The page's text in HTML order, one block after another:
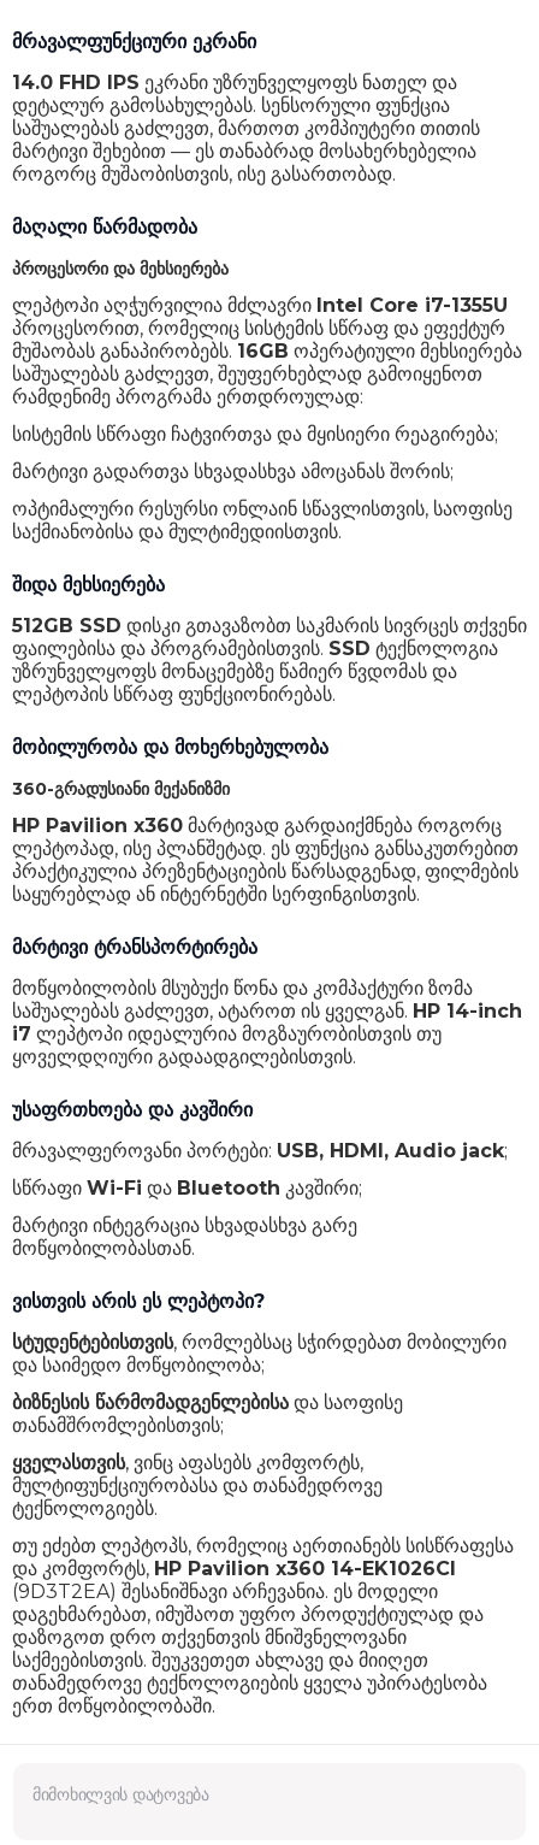
ქეშ-მეხსიერება
RAM მოცულობა
RAM მეხსიერების ტიპი DDR4
RAM მეხსიერების სიჩქარე
SSD მოცულობა
ვიდეო ადაპტერის ტიპი
ვიდეო ბარათის მეხსიერება არა
Touch ID დიახ
სტერეო ხმა
სპიკერების რაოდენობა
პორტები 2 x USB-A, 1 x USB-C, 1 x HDMI, 1 x 3.5 mm
Wi-Fi
Bluetooth
კლავიატურის განათება დიახ
კლავიატურის ენა
ელემენტის ტიპი
კომპლექტაცია დამტენი
ზომები 32.2 x 1.99 x 20.9 სმ
წონა
გარანტია 24 თვე
მრავალფუნქციური ეკრანი
14.0 FHD IPS ეკრანი უზრუნველყოფს ნათელ და
დეტალურ გამოსახულებას. სენსორული ფუნქცია
საშუალებას გაძლევთ, მართოთ კომპიუტერი თითის
მარტივი შეხებით — ეს თანაბრად მოსახერხებელია
როგორც მუშაობისთვის, ისე გასართობად.
მაღალი წარმადობა
პროცესორი და მეხსიერება
ლეპტოპი აღჭურვილია მძლავრი Intel Core i7-1355U
პროცესორით, რომელიც სისტემის სწრაფ და ეფექტურ
მუშაობას განაპირობებს. 16GB ოპერატიული მეხსიერება
საშუალებას გაძლევთ, შეუფერხებლად გამოიყენოთ
რამდენიმე პროგრამა ერთდროულად:
სისტემის სწრაფი ჩატვირთვა და მყისიერი რეაგირება;
მარტივი გადართვა სხვადასხვა ამოცანას შორის;
ოპტიმალური რესურსი ონლაინ სწავლისთვის, საოფისე
საქმიანობისა და მულტიმედიისთვის.
შიდა მეხსიერება
512GB SSD დისკი გთავაზობთ საკმარის სივრცეს თქვენი
ფაილებისა და პროგრამებისთვის. SSD ტექნოლოგია
უზრუნველყოფს მონაცემებზე წამიერ წვდომას და
ლეპტოპის სწრაფ ფუნქციონირებას.
მობილურობა და მოხერხებულობა
360-გრადუსიანი მექანიზმი
HP Pavilion x360 მარტივად გარდაიქმნება როგორც
ლეპტოპად, ისე პლანშეტად. ეს ფუნქცია განსაკუთრებით
პრაქტიკულია პრეზენტაციების წარსადგენად, ფილმების
საყურებლად ან ინტერნეტში სერფინგისთვის.
მარტივი ტრანსპორტირება
მოწყობილობის მსუბუქი წონა და კომპაქტური ზომა
საშუალებას გაძლევთ, ატაროთ ის ყველგან. HP 14-inch
i7 ლეპტოპი იდეალურია მოგზაურობისთვის თუ
ყოველდღიური გადაადგილებისთვის.
უსაფრთხოება და კავშირი
მრავალფეროვანი პორტები: USB, HDMI, Audio jack;
სწრაფი Wi-Fi და Bluetooth კავშირი;
მარტივი ინტეგრაცია სხვადასხვა გარე
მოწყობილობასთან.
ვისთვის არის ეს ლეპტოპი?
სტუდენტებისთვის, რომლებსაც სჭირდებათ მობილური
და საიმედო მოწყობილობა;
ბიზნესის წარმომადგენლებისა და საოფისე
თანამშრომლებისთვის;
ყველასთვის, ვინც აფასებს კომფორტს,
მულტიფუნქციურობასა და თანამედროვე
ტექნოლოგიებს.
თუ ეძებთ ლეპტოპს, რომელიც აერთიანებს სისწრაფესა
და კომფორტს, HP Pavilion x360 14-EK1026CI
(9D3T2EA) შესანიშნავი არჩევანია. ეს მოდელი
დაგეხმარებათ, იმუშაოთ უფრო პროდუქტიულად და
დაზოგოთ დრო თქვენთვის მნიშვნელოვანი
საქმეებისთვის. შეუკვეთეთ ახლავე და მიიღეთ
თანამედროვე ტექნოლოგიების ყველა უპირატესობა
ერთ მოწყობილობაში.